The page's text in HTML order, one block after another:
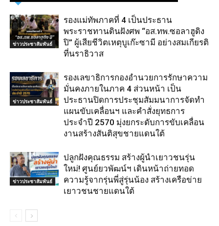
ข่าวประชาสัมพันธ์
รองแม่ทัพภาคที่ 4 เป็นประธาน
พระราชทานดินฝังศพ “อส.ทพ.ซอลาฮูดิง
ปิ” ผู้เสียชีวิตเหตุบูเก๊ะซามี อย่างสมเกียรติ
ที่นราธิวาส
ข่าวประชาสัมพันธ์
รองเลขาธิการกองอำนวยการรักษาความ
มั่นคงภายในภาค 4 ส่วนหน้า เป็น
ประธานปิดการประชุมสัมมนาการจัดทำ
แผนขับเคลื่อนฯ และคำสั่งยุทธการ
ประจำปี 2570 มุ่งยกระดับการขับเคลื่อน
งานสร้างสันติสุขชายแดนใต้
ข่าวประชาสัมพันธ์
ปลูกฝังคุณธรรม สร้างผู้นำเยาวชนรุ่น
ใหม่! ศูนย์ยวพัฒน์ฯ เดินหน้าถ่ายทอด
ความรู้จากรุ่นพี่สู่รุ่นน้อง สร้างเครือข่าย
เยาวชนชายแดนใต้